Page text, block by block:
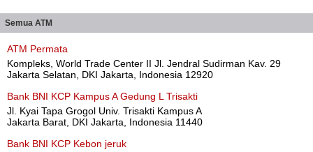
Semua ATM
ATM Permata
Kompleks, World Trade Center II Jl. Jendral Sudirman Kav. 29
Jakarta Selatan, DKI Jakarta, Indonesia 12920
Bank BNI KCP Kampus A Gedung L Trisakti
Jl. Kyai Tapa Grogol Univ. Trisakti Kampus A
Jakarta Barat, DKI Jakarta, Indonesia 11440
Bank BNI KCP Kebon jeruk